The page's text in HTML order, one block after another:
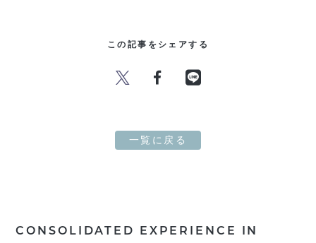
この記事をシェアする
一覧に戻る
CONSOLIDATED EXPERIENCE IN